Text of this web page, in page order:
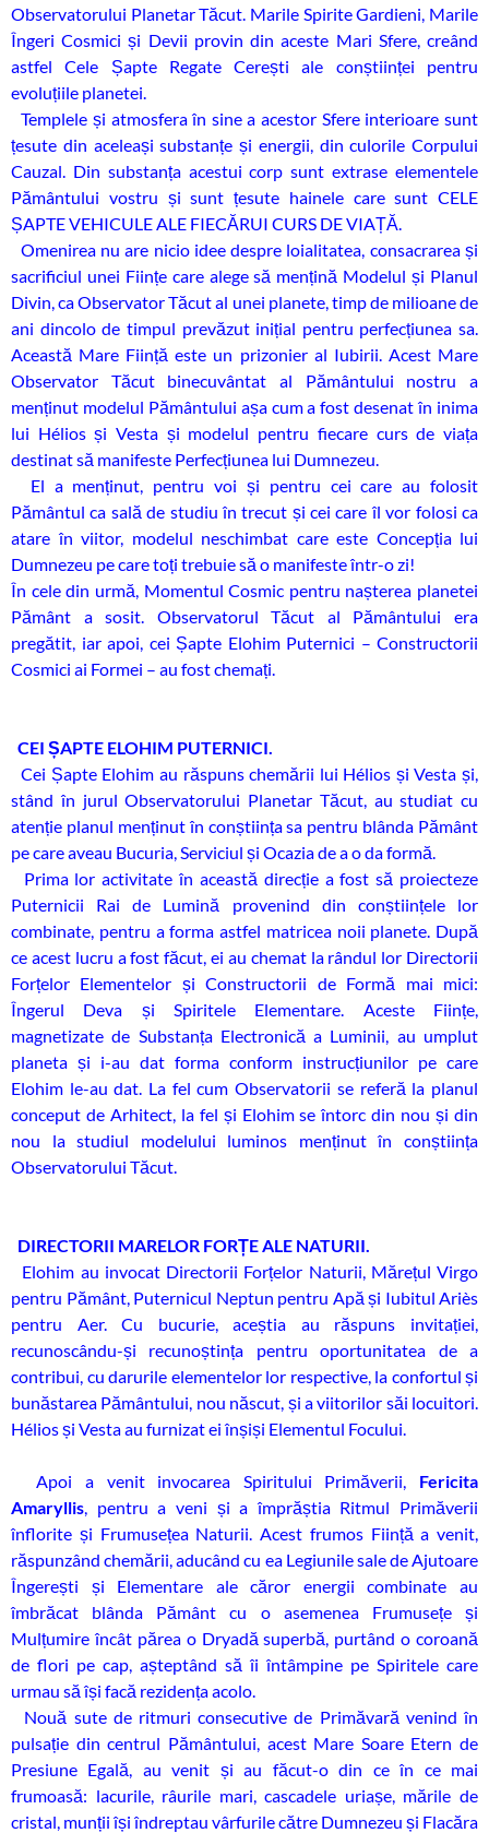
Observatorului Planetar Tăcut. Marile Spirite Gardieni, Marile
Îngeri Cosmici și Devii provin din aceste Mari Sfere, creând
astfel Cele Șapte Regate Cerești ale conștiinței pentru
evoluțiile planetei.
Templele și atmosfera în sine a acestor Sfere interioare sunt
țesute din aceleași substanțe și energii, din culorile Corpului
Cauzal. Din substanța acestui corp sunt extrase elementele
Pământului vostru și sunt țesute hainele care sunt CELE
ȘAPTE VEHICULE ALE FIECĂRUI CURS DE VIAȚĂ.
Omenirea nu are nicio idee despre loialitatea, consacrarea și
sacrificiul unei Ființe care alege să mențină Modelul și Planul
Divin, ca Observator Tăcut al unei planete, timp de milioane de
ani dincolo de timpul prevăzut inițial pentru perfecțiunea sa.
Această Mare Ființă este un prizonier al Iubirii. Acest Mare
Observator Tăcut binecuvântat al Pământului nostru a
menținut modelul Pământului așa cum a fost desenat în inima
lui Hélios și Vesta și modelul pentru fiecare curs de viața
destinat să manifeste Perfecțiunea lui Dumnezeu.
El a menținut, pentru voi și pentru cei care au folosit
Pământul ca sală de studiu în trecut și cei care îl vor folosi ca
atare în viitor, modelul neschimbat care este Concepția lui
Dumnezeu pe care toți trebuie să o manifeste într-o zi!
În cele din urmă, Momentul Cosmic pentru nașterea planetei
Pământ a sosit. Observatorul Tăcut al Pământului era
pregătit, iar apoi, cei Șapte Elohim Puternici – Constructorii
Cosmici ai Formei – au fost chemați.
CEI ȘAPTE ELOHIM PUTERNICI.
Cei Șapte Elohim au răspuns chemării lui Hélios și Vesta și,
stând în jurul Observatorului Planetar Tăcut, au studiat cu
atenție planul menținut în conștiința sa pentru blânda Pământ
pe care aveau Bucuria, Serviciul și Ocazia de a o da formă.
Prima lor activitate în această direcție a fost să proiecteze
Puternicii Rai de Lumină provenind din conștiințele lor
combinate, pentru a forma astfel matricea noii planete. După
ce acest lucru a fost făcut, ei au chemat la rândul lor Directorii
Forțelor Elementelor și Constructorii de Formă mai mici:
Îngerul Deva și Spiritele Elementare. Aceste Ființe,
magnetizate de Substanța Electronică a Luminii, au umplut
planeta și i-au dat forma conform instrucțiunilor pe care
Elohim le-au dat. La fel cum Observatorii se referă la planul
conceput de Arhitect, la fel și Elohim se întorc din nou și din
nou la studiul modelului luminos menținut în conștiința
Observatorului Tăcut.
DIRECTORII MARELOR FORȚE ALE NATURII.
Elohim au invocat Directorii Forțelor Naturii, Mărețul Virgo
pentru Pământ, Puternicul Neptun pentru Apă și Iubitul Ariès
pentru Aer. Cu bucurie, aceștia au răspuns invitației,
recunoscându-și recunoștința pentru oportunitatea de a
contribui, cu darurile elementelor lor respective, la confortul și
bunăstarea Pământului, nou născut, și a viitorilor săi locuitori.
Hélios și Vesta au furnizat ei înșiși Elementul Focului.
Apoi a venit invocarea Spiritului Primăverii, Fericita
Amaryllis, pentru a veni și a împrăștia Ritmul Primăverii
înflorite și Frumusețea Naturii. Acest frumos Ființă a venit,
răspunzând chemării, aducând cu ea Legiunile sale de Ajutoare
Îngerești și Elementare ale căror energii combinate au
îmbrăcat blânda Pământ cu o asemenea Frumusețe și
Mulțumire încât părea o Dryadă superbă, purtând o coroană
de flori pe cap, așteptând să îi întâmpine pe Spiritele care
urmau să își facă rezidența acolo.
Nouă sute de ritmuri consecutive de Primăvară venind în
pulsație din centrul Pământului, acest Mare Soare Etern de
Presiune Egală, au venit și au făcut-o din ce în ce mai
frumoasă: lacurile, râurile mari, cascadele uriașe, mările de
cristal, munții își îndreptau vârfurile către Dumnezeu și Flacăra